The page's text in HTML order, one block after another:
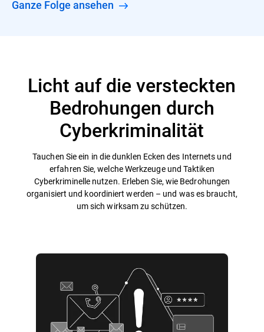
Ganze Folge ansehen
Licht auf die versteckten
Bedrohungen durch
Cyberkriminalität
Tauchen Sie ein in die dunklen Ecken des Internets und
erfahren Sie, welche Werkzeuge und Taktiken
Cyberkriminelle nutzen. Erleben Sie, wie Bedrohungen
organisiert und koordiniert werden – und was es braucht,
um sich wirksam zu schützen.